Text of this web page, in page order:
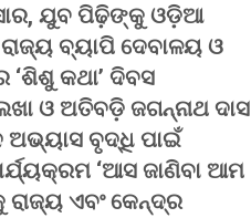
ଯୁବ ପିଢ଼ିଙ୍କୁ ଓଡ଼ିଆ
ବ୍ୟାପି ଦେବାଳୟ ଓ
କଥା’ ଦିବସ
ଓ ଅତିବଡ଼ି ଜଗନ୍ନାଥ ଦାସ
ବୃଦ୍ଧି ପାଇଁ
‘ଆସ ଜାଣିବା ଆମ
ଏବଂ କେନ୍ଦ୍ର